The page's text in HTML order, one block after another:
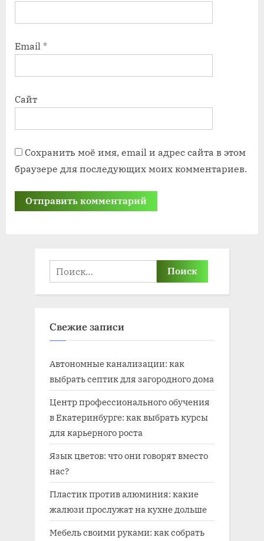
Email *
Сайт
Сохранить моё имя, email и адрес сайта в этом
браузере для последующих моих комментариев.
Найти:
Свежие записи
Автономные канализации: как
выбрать септик для загородного дома
Центр профессионального обучения
в Екатеринбурге: как выбрать курсы
для карьерного роста
Язык цветов: что они говорят вместо
нас?
Пластик против алюминия: какие
жалюзи прослужат на кухне дольше
Мебель своими руками: как собрать